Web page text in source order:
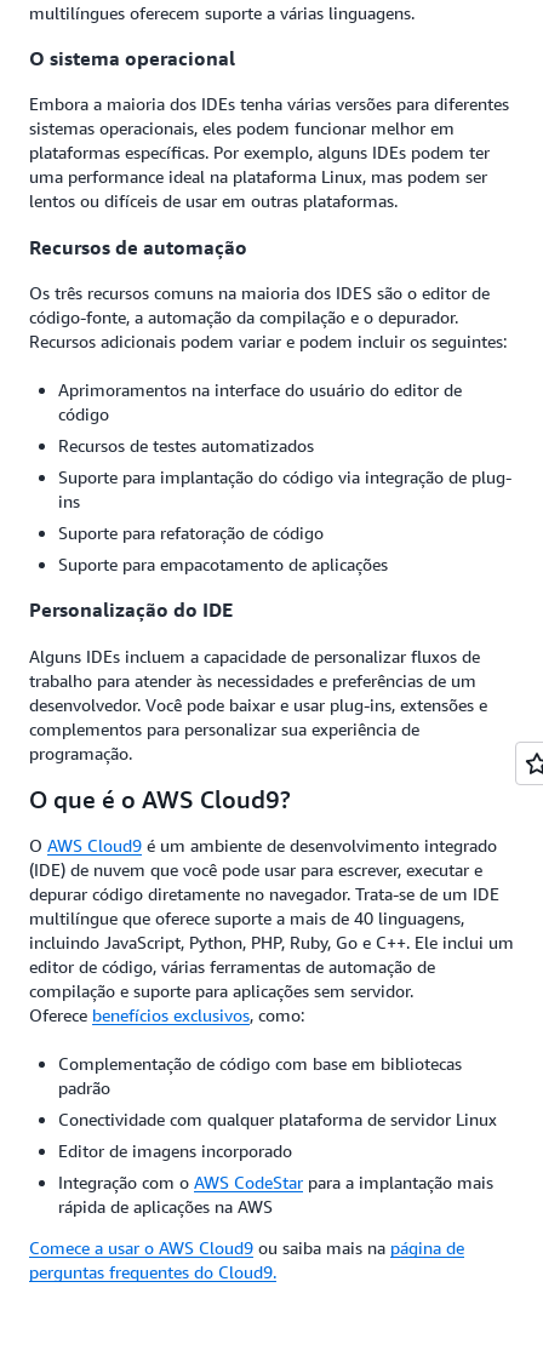
multilíngues oferecem suporte a várias linguagens.
O sistema operacional
Embora a maioria dos IDEs tenha várias versões para diferentes
sistemas operacionais, eles podem funcionar melhor em
plataformas específicas. Por exemplo, alguns IDEs podem ter
uma performance ideal na plataforma Linux, mas podem ser
lentos ou difíceis de usar em outras plataformas.
Recursos de automação
Os três recursos comuns na maioria dos IDES são o editor de
código-fonte, a automação da compilação e o depurador.
Recursos adicionais podem variar e podem incluir os seguintes:
Aprimoramentos na interface do usuário do editor de
código
Recursos de testes automatizados
Suporte para implantação do código via integração de plug-
ins
Suporte para refatoração de código
Suporte para empacotamento de aplicações
Personalização do IDE
Alguns IDEs incluem a capacidade de personalizar fluxos de
trabalho para atender às necessidades e preferências de um
desenvolvedor. Você pode baixar e usar plug-ins, extensões e
complementos para personalizar sua experiência de
programação.
O que é o AWS Cloud9?
O AWS Cloud9 é um ambiente de desenvolvimento integrado
(IDE) de nuvem que você pode usar para escrever, executar e
depurar código diretamente no navegador. Trata-se de um IDE
multilíngue que oferece suporte a mais de 40 linguagens,
incluindo JavaScript, Python, PHP, Ruby, Go e C++. Ele inclui um
editor de código, várias ferramentas de automação de
compilação e suporte para aplicações sem servidor.
Oferece benefícios exclusivos, como:
Complementação de código com base em bibliotecas
padrão
Conectividade com qualquer plataforma de servidor Linux
Editor de imagens incorporado
Integração com o AWS CodeStar para a implantação mais
rápida de aplicações na AWS
Comece a usar o AWS Cloud9 ou saiba mais na página de
perguntas frequentes do Cloud9.